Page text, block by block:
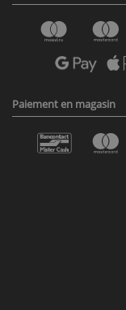
Paiement en magasin